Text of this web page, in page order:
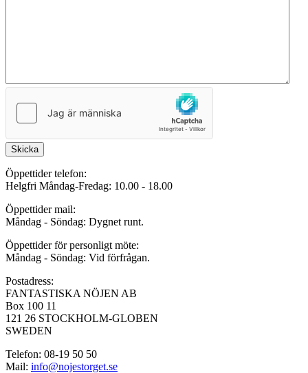
Skicka
Öppettider telefon:
Helgfri Måndag-Fredag: 10.00 - 18.00
Öppettider mail:
Måndag - Söndag: Dygnet runt.
Öppettider för personligt möte:
Måndag - Söndag: Vid förfrågan.
Postadress:
FANTASTISKA NÖJEN AB
Box 100 11
121 26 STOCKHOLM-GLOBEN
SWEDEN
Telefon: 08-19 50 50
Mail: info@nojestorget.se